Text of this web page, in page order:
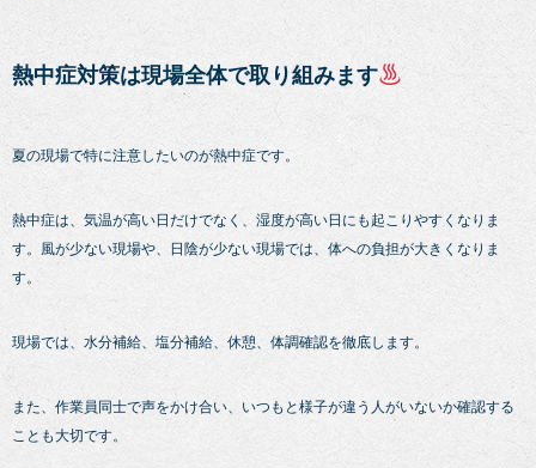
熱中症対策は現場全体で取り組みます
夏の現場で特に注意したいのが熱中症です。
熱中症は、気温が高い日だけでなく、湿度が高い日にも起こりやすくなりま
す。風が少ない現場や、日陰が少ない現場では、体への負担が大きくなりま
す。
現場では、水分補給、塩分補給、休憩、体調確認を徹底します。
また、作業員同士で声をかけ合い、いつもと様子が違う人がいないか確認する
ことも大切です。